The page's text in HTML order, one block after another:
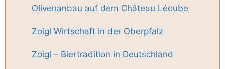
Olivenanbau auf dem Château Léoube
Zoigl Wirtschaft in der Oberpfalz
Zoigl – Biertradition in Deutschland